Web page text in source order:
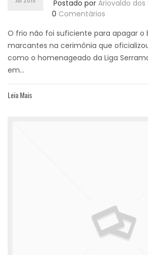
Postado por Ariovaldo dos
0 Comentários
O frio não foi suficiente para apagar o
marcantes na cerimônia que
como o homenageado da Liga
em...
Leia Mais